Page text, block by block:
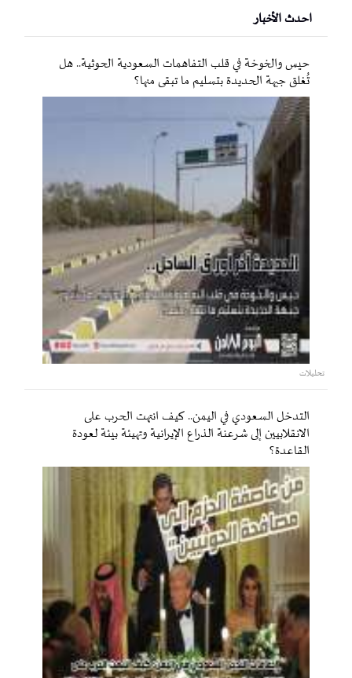
احدث الأخبار
حيس والخوخة في قلب التفاهمات السعودية الحوثية.. هل
تُغلق جبهة الحديدة بتسليم ما تبقى منها؟
تحليلات
التدخل السعودي في اليمن.. كيف انتهت الحرب على
الانقلابيين إلى شرعنة الذراع الإيرانية وتهيئة بيئة لعودة
القاعدة؟